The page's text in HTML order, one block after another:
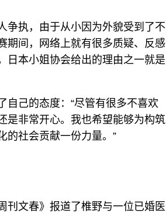
争执，由于从小因为外貌受到了不
期间，网络上就有很多质疑、反感
日本小姐协会给出的理由之一就是
自己的态度：“尽管有很多不喜欢
是非常开心。我也希望能够为构筑
的社会贡献一份力量。”
刊文春》报道了椎野与一位已婚医